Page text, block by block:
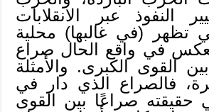
النفوذ عبر الانقلابات
تظهر (في غالبها) محلية
تعكس في واقع الحال صراع
القوى الكبرى. والأمثلة
فالصراع الذي دار في
حقيقته صراعًا بين القوى